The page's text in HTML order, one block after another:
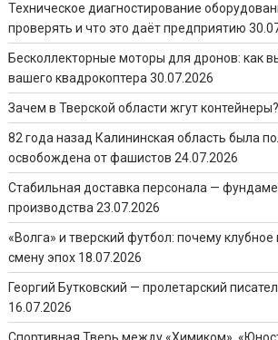
Техническое диагностирование
проверять и что это даёт предприятию
Бесколлекторные моторы для дронов: как
вашего квадрокоптера 30.07.2026
Зачем в Тверской области жгут контейнеры?
82 года назад Калининская область была
освобождена от фашистов 24.07.2026
Стабильная доставка персонала —
производства 23.07.2026
«Волга» и тверский футбол: почему
смену эпох 18.07.2026
Георгий Бутковский — пролетарский
16.07.2026